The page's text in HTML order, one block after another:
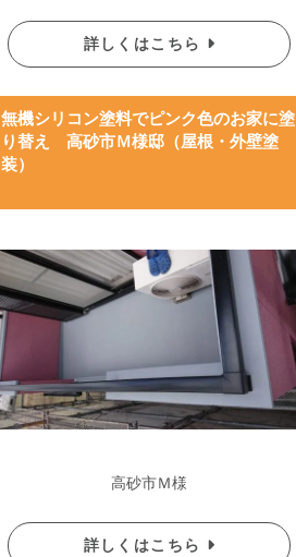
詳しくはこちら
無機シリコン塗料でピンク色のお家に塗
り替え 高砂市Ｍ様邸（屋根・外壁塗
装）
高砂市Ｍ様
詳しくはこちら